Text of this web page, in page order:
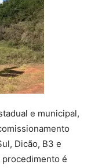
e municipal,
Dicão, B3 e
procedimento é